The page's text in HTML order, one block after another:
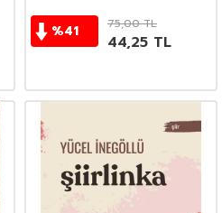
%41 75,00TL
44,25 TL